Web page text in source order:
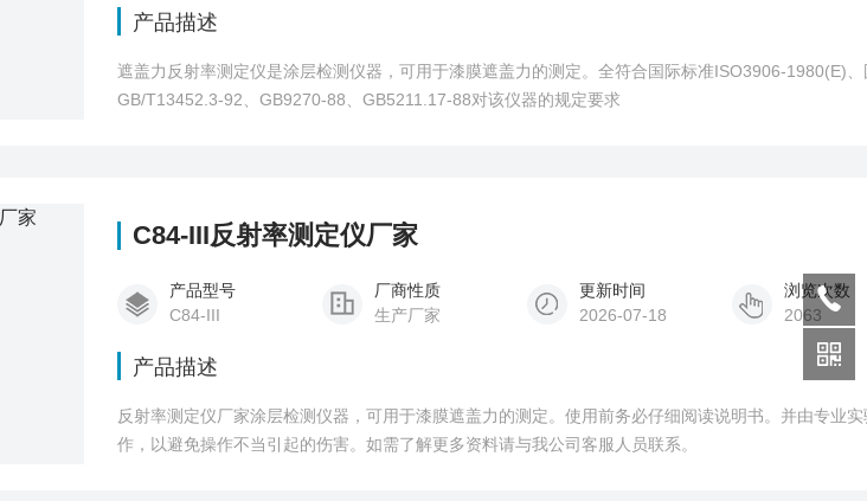
产品描述
遮盖力反射率测定仪是涂层检测仪器，可用于漆膜遮盖力的测定。全符合国际标准ISO3906-1980(E)
GB/T13452.3-92、GB9270-88、GB5211.17-88对该仪器的规定要求
C84-III反射率测定仪厂家
产品型号
C84-III
厂商性质
生产厂家
更新时间
2026-07-18
浏览次数
2063
产品描述
反射率测定仪厂家涂层检测仪器，可用于漆膜遮盖力的测定。使用前务必仔细阅读说明书。并由专业
作，以避免操作不当引起的伤害。如需了解更多资料请与我公司客服人员联系。